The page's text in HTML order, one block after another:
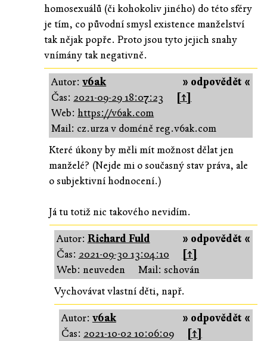
homosexuálů (či kohokoliv jiného) do této sféry
je tím, co původní smysl existence manželství
tak nějak popře. Proto jsou tyto jejich snahy
vnímány tak negativně.
» odpovědět «
Autor:v6ak
Čas: 2021-09-29 18:07:23
[↑]
Web:https://v6ak.com
Mail: cz.urza v doméně reg.v6ak.com
Které úkony by měli mít možnost dělat jen
manželé? (Nejde mi o současný stav práva, ale
o subjektivní hodnocení.)
Já tu totiž nic takového nevidím.
» odpovědět «
Autor: Richard Fuld
Čas: 2021-09-30 13:04:10
[↑]
Web: neuveden
Mail: schován
Vychovávat vlastní děti, např.
» odpovědět «
Autor: v6ak
Čas: 2021-10-02 10:06:09
[↑]